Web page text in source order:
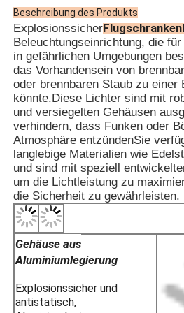
Installation
· Es eignet
APPL
· Öl- und
· Chemische
·
· Offshore-
· LNG-
·
· Gefährliche
· Zone 1 und
· für die
· für
Beschreibung des Produkts
Explosionssicher
Beleuchtungseinrichtung, die
in gefährlichen Umgebungen
das Vorhandensein von
oder brennbaren Staub zu einer
könnte.Diese Lichter sind mit
und versiegelten Gehäusen
verhindern, dass Funken oder
Atmosphäre entzündenSie
langlebige Materialien wie
und sind mit speziell
um die Lichtleistung zu
die Sicherheit zu gewährleisten.
Gehäuse aus
Aluminiumlegierung
Explosionssicher und
antistatisch,